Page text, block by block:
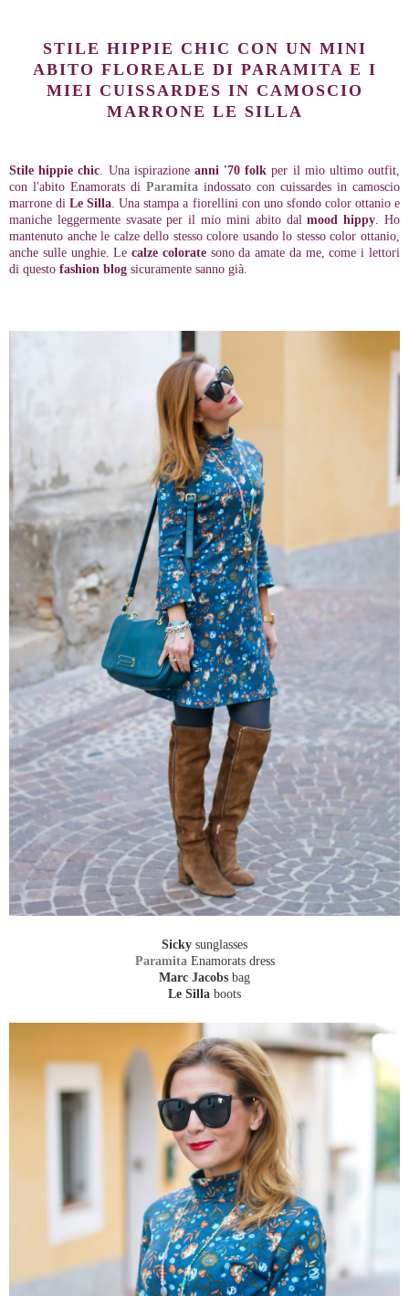
STILE HIPPIE CHIC CON UN MINI
ABITO FLOREALE DI PARAMITA E I
MIEI CUISSARDES IN CAMOSCIO
MARRONE LE SILLA
Stile hippie chic. Una ispirazione anni '70 folk per il mio ultimo outfit,
con l'abito Enamorats di Paramita indossato con cuissardes in camoscio
marrone diLe Silla. Una stampa a fiorellini con uno sfondo color ottanio e
maniche leggermente svasate per il mio mini abito dalmood hippy. Ho
mantenuto anche le calze dello stesso colore usando lo stesso color ottanio,
anche sulle unghie. Lecalze coloratesono da amate da me, come i lettori
di questo fashion blog sicuramente sanno già.
Sicky sunglasses
Paramita Enamorats dress
Marc Jacobs bag
Le Silla boots